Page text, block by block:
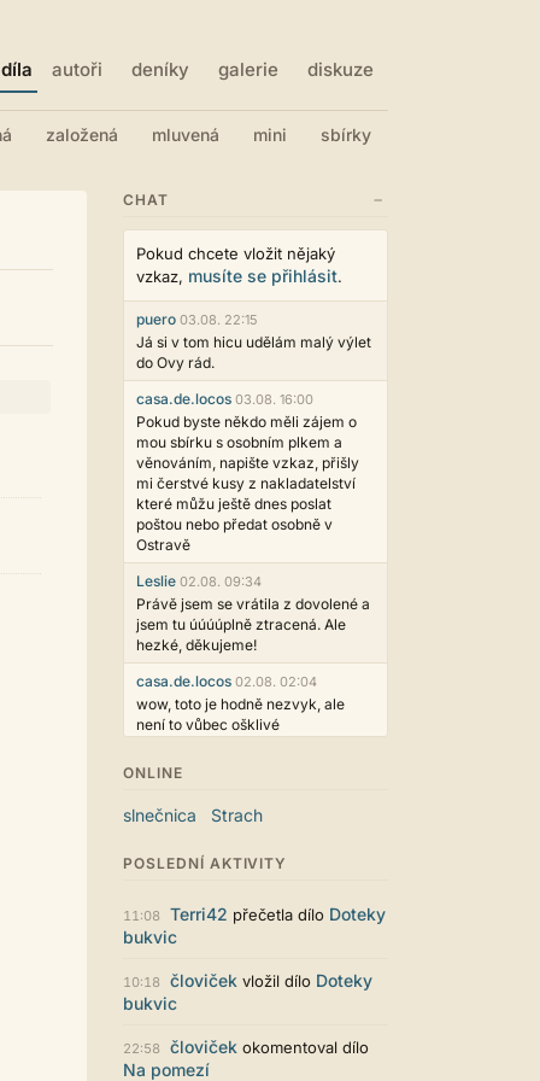
díla autoři deníky galerie diskuze
založená mluvená mini sbírky
CHAT −
Pokud chcete vložit nějaký
vzkaz, musíte se přihlásit.
puero 03.08. 22:15
Já si v tom hicu udělám malý výlet
do Ovy rád.
casa.de.locos 03.08. 16:00
Pokud byste někdo měli zájem o
mou sbírku s osobním plkem a
věnováním, napište vzkaz, přišly
mi čerstvé kusy z nakladatelství
které můžu ještě dnes poslat
poštou nebo předat osobně v
Ostravě
Leslie 02.08. 09:34
Právě jsem se vrátila z dovolené a
jsem tu úúúúplně ztracená. Ale
hezké, děkujeme!
casa.de.locos 02.08. 02:04
wow, toto je hodně nezvyk, ale
není to vůbec ošklivé
Už i počet přečtení jde vidět,
reklama co zasahovala do chatu je
myslím také už v pořádku,
Líbí se mi tmavá varianta nového
vzhledu. Na některých místech
jsou sice mezi prvky příliš velké
určitě to půjde upravit místním
stylem... Celkově je styl dobře
puero 29.07. 11:53
ONLINE
slnečnica Strach
POSLEDNÍ AKTIVITY
11:08 Terri42 přečetla dílo Doteky
bukvic
10:18 človiček vložil dílo Doteky
bukvic
22:58 človiček okomentoval dílo
Na pomezí